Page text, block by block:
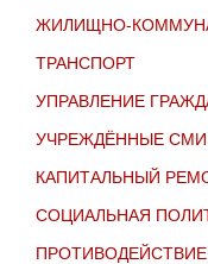
ЖИЛИЩНО-
ТРАНСПОРТ
УПРАВЛЕНИЕ
УЧРЕЖДЁННЫЕ СМИ
КАПИТАЛЬНЫЙ
СОЦИАЛЬНАЯ